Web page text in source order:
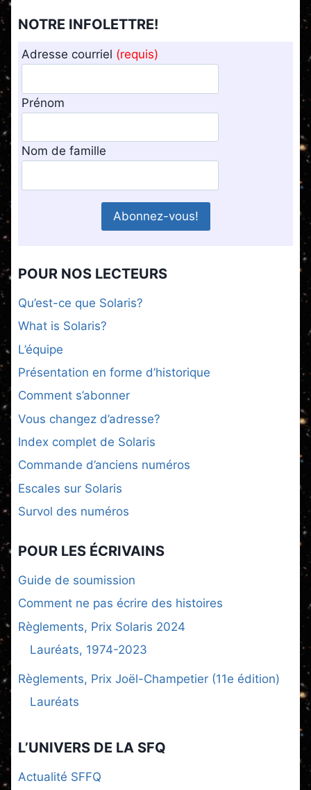
NOTRE INFOLETTRE!
Adresse courriel (requis)
Prénom
Nom de famille
POUR NOS LECTEURS
Qu’est-ce que Solaris?
What is Solaris?
L’équipe
Présentation en forme d’historique
Comment s’abonner
Vous changez d’adresse?
Index complet de Solaris
Commande d’anciens numéros
Escales sur Solaris
Survol des numéros
POUR LES ÉCRIVAINS
Guide de soumission
Comment ne pas écrire des histoires
Règlements, Prix Solaris 2024
Lauréats, 1974-2023
Règlements, Prix Joël-Champetier (11e édition)
Lauréats
L’UNIVERS DE LA SFQ
Actualité SFFQ